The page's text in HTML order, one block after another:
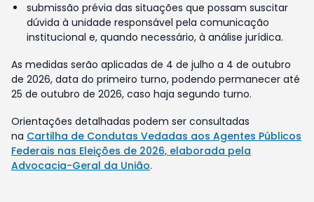
submissão prévia das situações que possam suscitar
dúvida à unidade responsável pela comunicação
institucional e, quando necessário, à análise jurídica.
As medidas serão aplicadas de 4 de julho a 4 de outubro
de 2026, data do primeiro turno, podendo permanecer até
25 de outubro de 2026, caso haja segundo turno.
Orientações detalhadas podem ser consultadas
na Cartilha de Condutas Vedadas aos Agentes Públicos
Federais nas Eleições de 2026, elaborada pela
Advocacia-Geral da União.